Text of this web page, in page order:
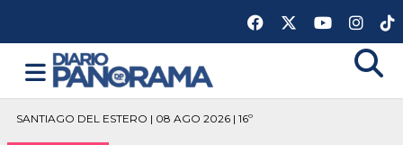
SANTIAGO DEL ESTERO | 08 AGO 2026 | 16º